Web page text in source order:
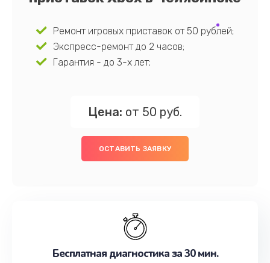
Ремонт игровых приставок от 50 рублей;
Экспресс-ремонт до 2 часов;
Гарантия - до 3-х лет;
Цена: от 50 руб.
ОСТАВИТЬ ЗАЯВКУ
Бесплатная диагностика за 30 мин.